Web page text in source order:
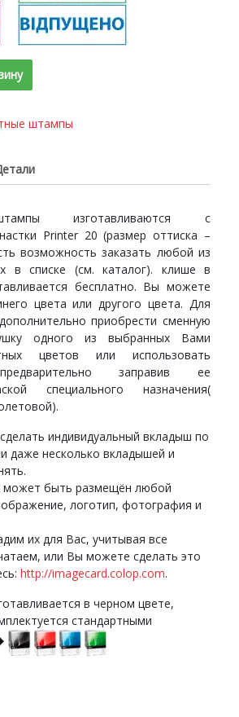
штампы
изготавливаются с
Printer 20 (размер оттиска –
возможность заказать любой из
в списке (см. каталог). клише в
бесплатно. Вы можете
цвета или другого цвета. Для
приобрести сменную
одного из выбранных Вами
цветов или использовать
заправив ее
специального назначения(
индивидуальный вкладыш по
даже несколько вкладышей и
может быть размещён любой
логотип, фотография и
их для Вас, учитывая все
или Вы можете сделать это
http://imagecard.colop.com.
в черном цвете,
стандартными